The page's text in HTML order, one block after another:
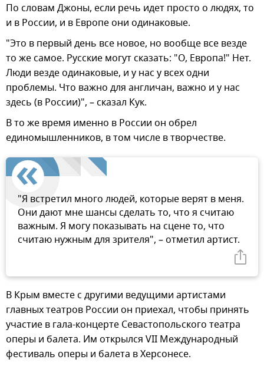
По словам Джоны, если речь идет просто о людях, то
и в России, и в Европе они одинаковые.
"Это в первый день все новое, но вообще все везде
то же самое. Русские могут сказать: "О, Европа!" Нет.
Люди везде одинаковые, и у нас у всех одни
проблемы. Что важно для англичан, важно и у нас
здесь (в России)", – сказал Кук.
В то же время именно в России он обрел
единомышленников, в том числе в творчестве.
"Я встретил много людей, которые верят в меня.
Они дают мне шансы сделать то, что я считаю
важным. Я могу показывать на сцене то, что
считаю нужным для зрителя", – отметил артист.
В Крым вместе с другими ведущими артистами
главных театров России он приехал, чтобы принять
участие в гала-концерте Севастопольского театра
оперы и балета. Им открылся VII Международный
фестиваль оперы и балета в Херсонесе.